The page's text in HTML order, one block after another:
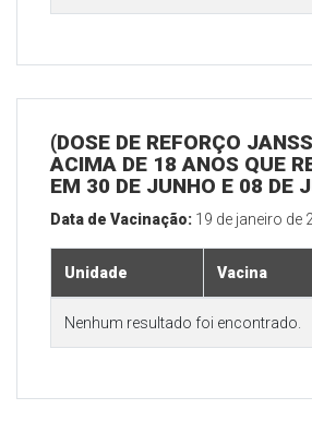
(DOSE DE REFORÇO
ACIMA DE 18 ANOS QUE
EM 30 DE JUNHO E 08 DE
Data de Vacinação: 19 de janeiro de
Unidade Vacina
Nenhum resultado foi encontrado.